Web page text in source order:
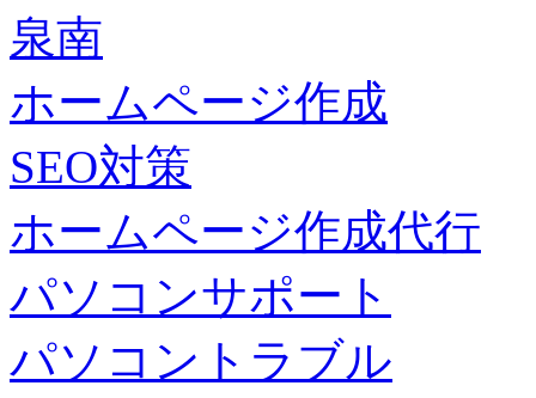
泉南
ホームページ作成
SEO対策
ホームページ作成代行
パソコンサポート
パソコントラブル